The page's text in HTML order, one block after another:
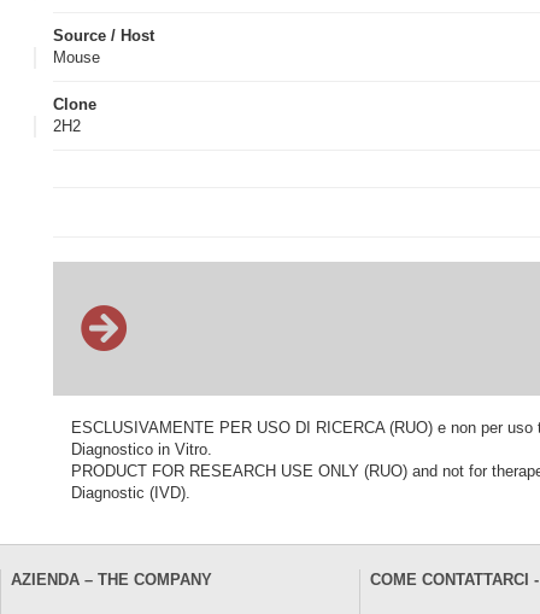
Source / Host
Mouse
Clone
2H2
ESCLUSIVAMENTE PER USO DI RICERCA (RUO) e non per
Diagnostico in Vitro.
PRODUCT FOR RESEARCH USE ONLY (RUO) and not for
Diagnostic (IVD).
AZIENDA – THE COMPANY COME CONTATTARCI